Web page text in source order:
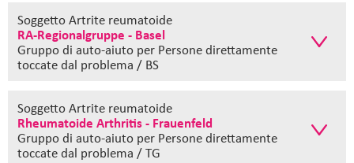
Soggetto Artrite reumatoide
RA-Regionalgruppe - Basel
Gruppo di auto-aiuto per Persone direttamente
toccate dal problema / BS
Soggetto Artrite reumatoide
Rheumatoide Arthritis - Frauenfeld
Gruppo di auto-aiuto per Persone direttamente
toccate dal problema / TG